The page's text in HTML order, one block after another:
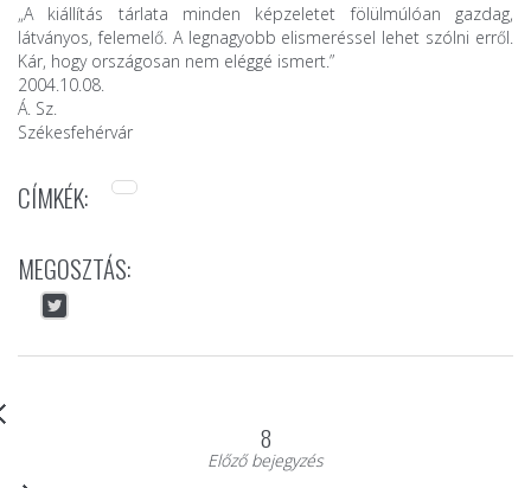
„A kiállítás tárlata minden képzeletet fölülmúlóan gazdag,
látványos, felemelő. A legnagyobb elismeréssel lehet szólni erről.
Kár, hogy országosan nem eléggé ismert.”
2004.10.08.
Á. Sz.
Székesfehérvár
CÍMKÉK:
MEGOSZTÁS:
8
Előző bejegyzés